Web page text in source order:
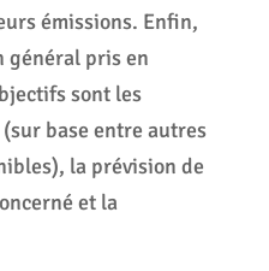
émissions. Enfin,
général pris en
sont les
base entre autres
la prévision de
et la